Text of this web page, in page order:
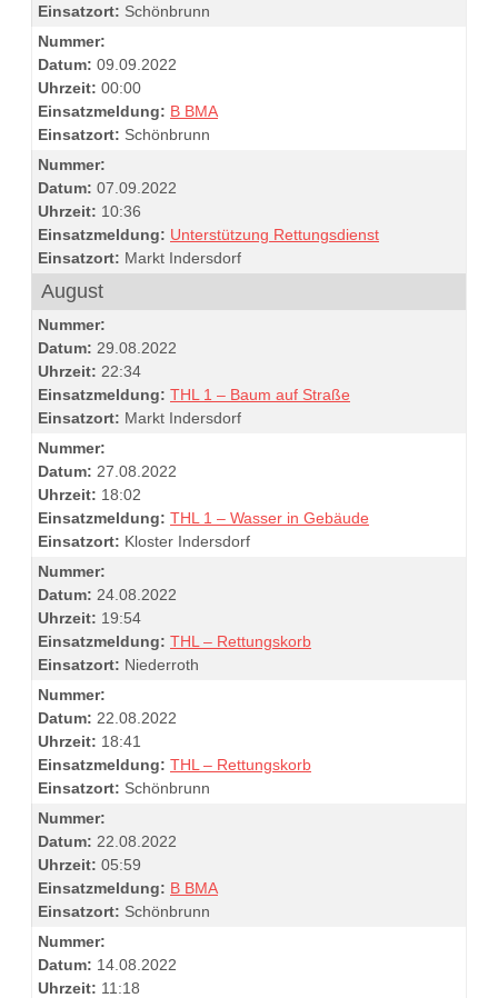
Einsatzort: Schönbrunn
Nummer:
Datum: 09.09.2022
Uhrzeit: 00:00
Einsatzmeldung: B BMA
Einsatzort: Schönbrunn
Nummer:
Datum: 07.09.2022
Uhrzeit: 10:36
Einsatzmeldung: Unterstützung Rettungsdienst
Einsatzort: Markt Indersdorf
August
Nummer:
Datum: 29.08.2022
Uhrzeit: 22:34
Einsatzmeldung: THL 1 – Baum auf Straße
Einsatzort: Markt Indersdorf
Nummer:
Datum: 27.08.2022
Uhrzeit: 18:02
Einsatzmeldung: THL 1 – Wasser in Gebäude
Einsatzort: Kloster Indersdorf
Nummer:
Datum: 24.08.2022
Uhrzeit: 19:54
Einsatzmeldung: THL – Rettungskorb
Einsatzort: Niederroth
Nummer:
Datum: 22.08.2022
Uhrzeit: 18:41
Einsatzmeldung: THL – Rettungskorb
Einsatzort: Schönbrunn
Nummer:
Datum: 22.08.2022
Uhrzeit: 05:59
Einsatzmeldung: B BMA
Einsatzort: Schönbrunn
Nummer:
Datum: 14.08.2022
Uhrzeit: 11:18